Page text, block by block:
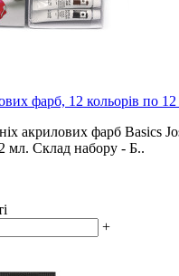
фарб, 12 кольорів по
акрилових фарб Basics
мл. Склад набору - Б..
+